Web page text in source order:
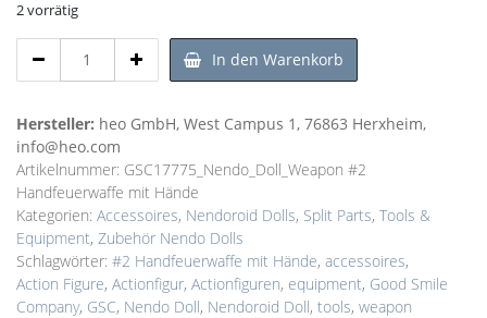
2 vorrätig
Doll
Weapon
#2
Handfeuerwaffe
mit
Hände
Menge
In den Warenkorb
Hersteller: heo GmbH, West Campus 1, 76863 Herxheim,
info@heo.com
Artikelnummer: GSC17775_Nendo_Doll_Weapon #2
Handfeuerwaffe mit Hände
Kategorien: Accessoires, Nendoroid Dolls, Split Parts, Tools &
Equipment, Zubehör Nendo Dolls
Schlagwörter: #2 Handfeuerwaffe mit Hände, accessoires,
Action Figure, Actionfigur, Actionfiguren, equipment, Good Smile
Company, GSC, Nendo Doll, Nendoroid Doll, tools, weapon